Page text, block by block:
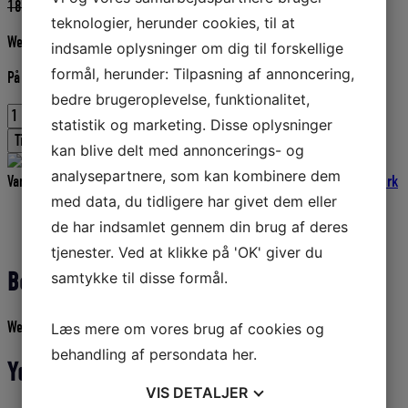
189,00 DKK Den
oprindelige
pris
var:
189,00 DKK.
170,10DKKDen
aktuelle
pris
er:
170,10 DKK.
Wema NMEA2000 Dropkabler må max være 6 mtr lange.
På fjernlager
Wema
NMEA2000
drop
kabel/backbone
kabel
Tilføj til kurv
Varenummer (SKU):COLWE220014 Kategori:NMEA2000 WEMA Netværk
Beskrivelse
Yderligere information
Beskrivelse
Wema NMEA2000 Drop-/Backbonekabel 0,5m.
Yderligere information
teknologier, herunder cookies, til at
indsamle oplysninger om dig til forskellige
formål, herunder: Tilpasning af annoncering,
bedre brugeroplevelse, funktionalitet,
statistik og marketing. Disse oplysninger
kan blive delt med annoncerings- og
analysepartnere, som kan kombinere dem
med data, du tidligere har givet dem eller
de har indsamlet gennem din brug af deres
tjenester. Ved at klikke på 'OK' giver du
samtykke til disse formål.
Læs mere om vores brug af cookies og
behandling af persondata her.
VIS DETALJER